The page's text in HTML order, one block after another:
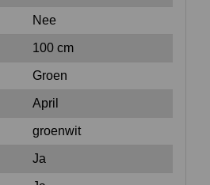
Nee
100 cm
Groen
April
groenwit
Ja